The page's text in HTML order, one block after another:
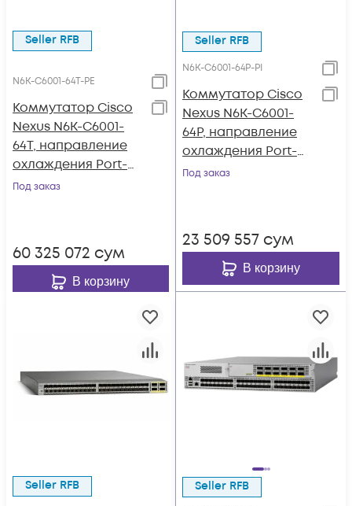
Seller RFB
N6K-C6001-64T-PE
Коммутатор Cisco
Nexus N6K-C6001-
64T, направление
охлаждения Port-
side Exhaust
Под заказ
60 325 072 сум
В корзину
Seller RFB
N6K-C6001-64P-PI
Коммутатор Cisco
Nexus N6K-C6001-
64P, направление
охлаждения Port-
side Intake
Под заказ
23 509 557 сум
В корзину
Seller RFB Seller RFB